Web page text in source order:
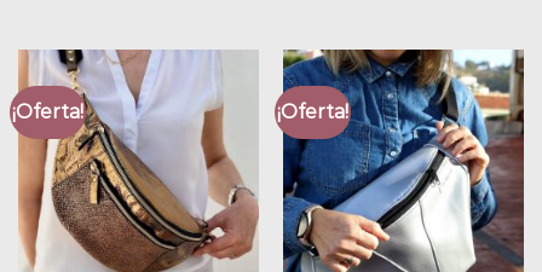
¡Oferta! ¡Oferta!